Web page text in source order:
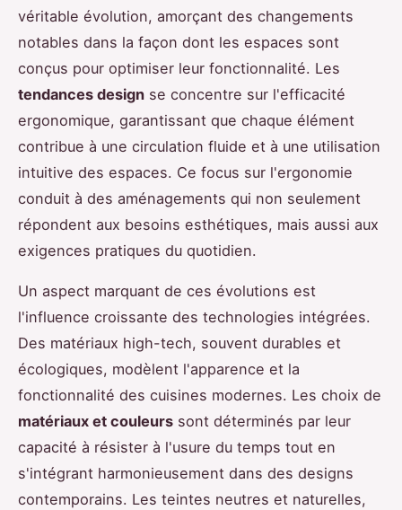
véritable évolution, amorçant des changements
notables dans la façon dont les espaces sont
conçus pour optimiser leur fonctionnalité. Les
tendances design se concentre sur l'efficacité
ergonomique, garantissant que chaque élément
contribue à une circulation fluide et à une utilisation
intuitive des espaces. Ce focus sur l'ergonomie
conduit à des aménagements qui non seulement
répondent aux besoins esthétiques, mais aussi aux
exigences pratiques du quotidien.
Un aspect marquant de ces évolutions est
l'influence croissante des technologies intégrées.
Des matériaux high-tech, souvent durables et
écologiques, modèlent l'apparence et la
fonctionnalité des cuisines modernes. Les choix de
matériaux et couleurs sont déterminés par leur
capacité à résister à l'usure du temps tout en
s'intégrant harmonieusement dans des designs
contemporains. Les teintes neutres et naturelles,